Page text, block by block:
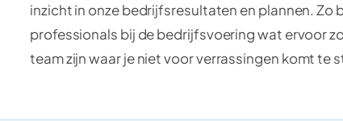
inzicht in onze bedrijfsresultaten en plannen. Zo
professionals bij de bedrijfsvoering wat ervoor
team zijn waar je niet voor verrassingen komt te